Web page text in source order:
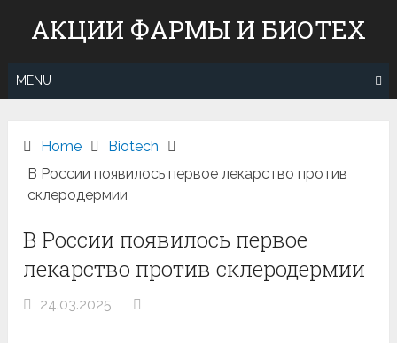
АКЦИИ ФАРМЫ И БИОТЕХ
MENU
Home
Вiotech
В России появилось первое лекарство против
склеродермии
В России появилось первое
лекарство против склеродермии
24.03.2025